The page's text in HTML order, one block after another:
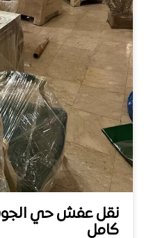
نقل عفش حي
كامل